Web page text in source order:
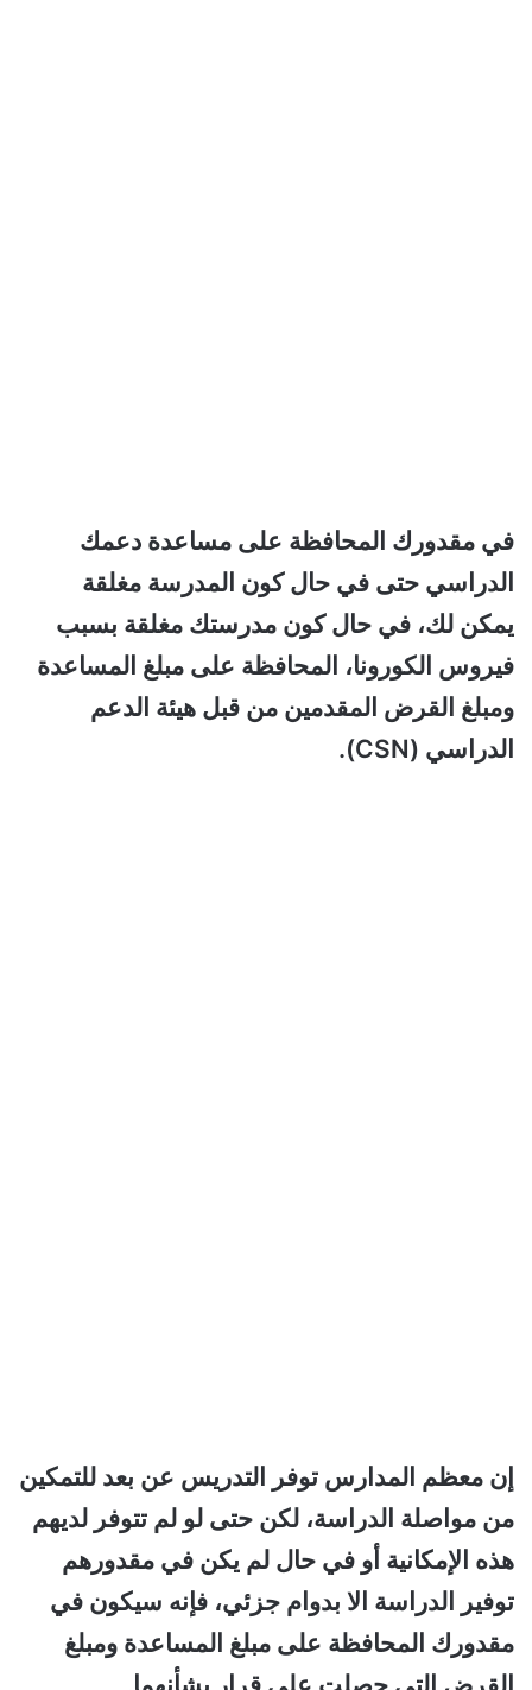
في مقدورك المحافظة على مساعدة دعمك
الدراسي حتى في حال كون المدرسة مغلقة
يمكن لك، في حال كون مدرستك مغلقة بسبب
فيروس الكورونا، المحافظة على مبلغ المساعدة
ومبلغ القرض المقدمين من قبل هيئة الدعم
الدراسي (CSN).
إن معظم المدارس توفر التدريس عن بعد للتمكين
من مواصلة الدراسة، لكن حتى لو لم تتوفر لديهم
هذه الإمكانية أو في حال لم يكن في مقدورهم
توفير الدراسة الا بدوام جزئي، فإنه سيكون في
مقدورك المحافظة على مبلغ المساعدة ومبلغ